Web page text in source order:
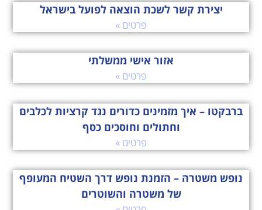
יצירת קשר לשכת הוצאה לפועל בישראל
פרטים »
אזור אישי ממשלתי
פרטים »
ברבקטו – איך מזמינים כדורים נגד קרציות לכלבים
וחתולים וחוסכים כסף
פרטים »
נופש משטרה – הזמנת נופש דרך השטיח המעופף
של משטרה והשוטרים